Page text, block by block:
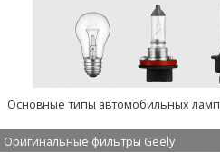
Основные типы автомобильных ламп
Оригинальные фильтры Geely
Страницы: